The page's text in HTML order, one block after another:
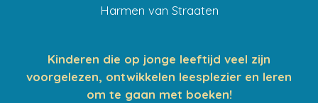
Harmen van Straaten
Kinderen die op jonge leeftijd veel zijn
voorgelezen, ontwikkelen leesplezier en leren
om te gaan met boeken!